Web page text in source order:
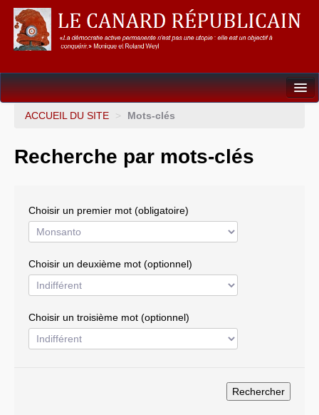
Dossiers
Gouvernance mondiale & mondialisation
Résistances
Systèmes & société sous contrôle
ACCUEIL DU SITE > Mots-clés
Recherche par mots-clés
Choisir un premier mot (obligatoire)
Choisir un deuxième mot (optionnel)
Choisir un troisième mot (optionnel)